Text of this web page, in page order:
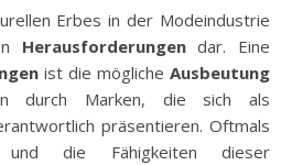
Erbes in der Modeindustrie
Herausforderungendar. Eine
ist die mögliche Ausbeutung
durch Marken, die sich als
präsentieren. Oftmals
die Fähigkeiten dieser